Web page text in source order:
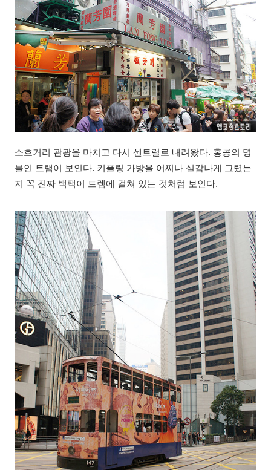
소호거리 관광을 마치고 다시 센트럴로 내려왔다. 홍콩의 명
물인 트램이 보인다. 키플링 가방을 어찌나 실감나게 그렸는
지 꼭 진짜 백팩이 트렘에 걸쳐 있는 것처럼 보인다.